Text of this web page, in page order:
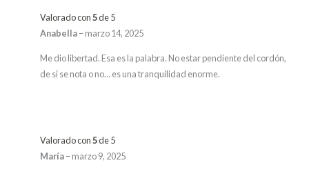
Valorado con5de 5
Anabella– marzo 14, 2025
Me dio libertad. Esa es la palabra. No estar pendiente del cordón,
de si se nota o no… es una tranquilidad enorme.
Valorado con5de 5
María– marzo 9, 2025